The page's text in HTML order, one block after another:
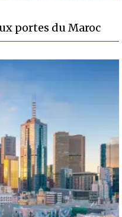
portes du Maroc